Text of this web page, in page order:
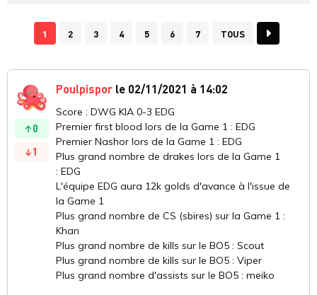
1 2 3 4 5 6 7 TOUS
0
1
Poulpispor le 02/11/2021 à 14:02
Score : DWG KIA 0-3 EDG
Premier first blood lors de la Game 1 : EDG
Premier Nashor lors de la Game 1 : EDG
Plus grand nombre de drakes lors de la Game 1
: EDG
L'équipe EDG aura 12k golds d'avance à l'issue de
la Game 1
Plus grand nombre de CS (sbires) sur la Game 1 :
Khan
Plus grand nombre de kills sur le BO5 : Scout
Plus grand nombre de kills sur le BO5 : Viper
Plus grand nombre d'assists sur le BO5 : meiko